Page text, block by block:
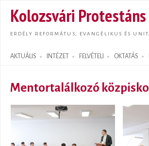
Kolozsvári
ERDÉLY REFORMÁTUS, EVANGÉLIKUS ÉS
AKTUÁLIS INTÉZET FELVÉTELI OKTATÁS
Search form
Mentortalálkozó